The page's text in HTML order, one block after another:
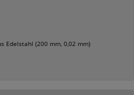
Edelstahl (200 mm, 0,02 mm)